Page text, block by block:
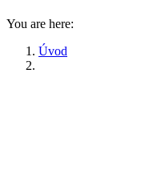
You are here:
Úvod